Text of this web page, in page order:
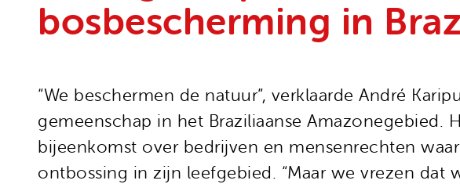
bosbescherming in
“We beschermen de natuur”, verklaarde André
gemeenschap in het Braziliaanse Amazonegebied.
bijeenkomst over bedrijven en mensenrechten
ontbossing in zijn leefgebied. “Maar we vrezen dat